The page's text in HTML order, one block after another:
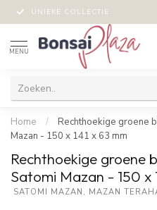
UNIEKE COLLECTIE
MENU
Home /
Rechthoekige groene
Mazan - 150 x 141 x 63 mm
Rechthoekige groene
Satomi Mazan - 150 x
SATOMI MAZAN, MAZAN